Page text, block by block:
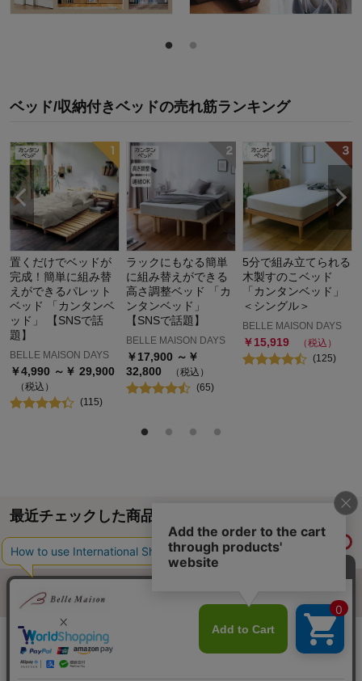
ベッド/収納付きベッドの売れ筋ランキング
置くだけでベッドが
完成！簡単に組み替
えができるパレット
ベッド 「カンタンベ
ッド」 【SNSで話
題】
BELLE MAISON DAYS
￥4,990 ～￥ 29,900
（税込）
(115)
ラックにもなる簡単
に組み替えができる
高さ調整ベッド 「カ
ンタンベッド」
【SNSで話題】
BELLE MAISON DAYS
￥17,900 ～￥
32,800
（税込）
(65)
5分で組み立てられる
木製すのこベッド
「カンタンベッド」
＜シングル＞
BELLE MAISON DAYS
￥15,919
（税込）
(125)
最近チェックした商品
履歴情報を残す
ご利用ガイド・お知らせ